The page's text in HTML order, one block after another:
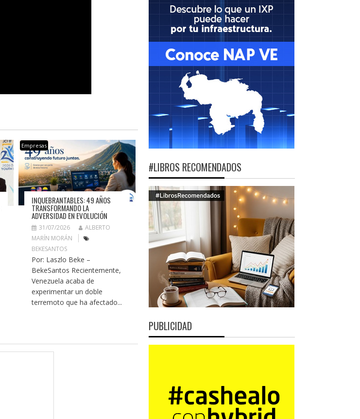
Empresas
INQUEBRANTABLES: 49 AÑOS
TRANSFORMANDO LA
ADVERSIDAD EN EVOLUCIÓN
31/07/2026
ALBERTO
MARÍN MORÁN
BEKESANTOS
Por: Laszlo Beke –
BekeSantos Recientemente,
Venezuela acaba de
experimentar un doble
terremoto que ha afectado...
#LIBROS RECOMENDADOS
PUBLICIDAD